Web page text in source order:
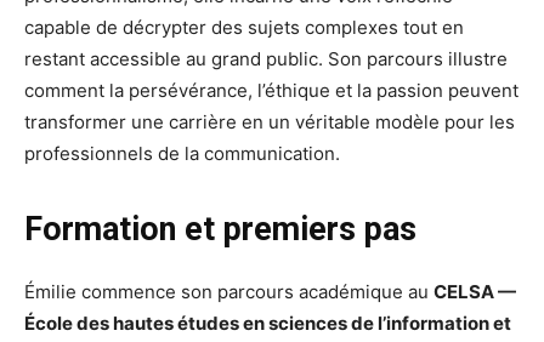
capable de décrypter des sujets complexes tout en
restant accessible au grand public. Son parcours illustre
comment la persévérance, l’éthique et la passion peuvent
transformer une carrière en un véritable modèle pour les
professionnels de la communication.
Formation et premiers pas
Émilie commence son parcours académique au CELSA —
École des hautes études en sciences de l’information et